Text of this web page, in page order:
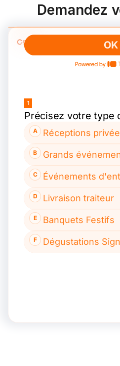
Demandez